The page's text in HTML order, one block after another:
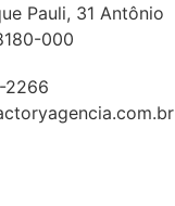
Pauli, 31 Antônio
000
2266